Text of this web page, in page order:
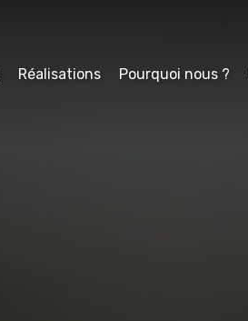
Réalisations Pourquoi nous ?